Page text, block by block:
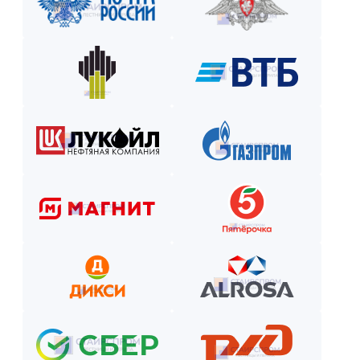
Как оплатить? Пошаговая инструкция
Оставьте заявку на сайте или по телефону.
Получите смету и договор.
Внесите предоплату (если требуется).
Отслеживайте этапы производства и монтажа.
Оплатите остаток после приёмки —
и наслаждайтесь новой конструкцией!